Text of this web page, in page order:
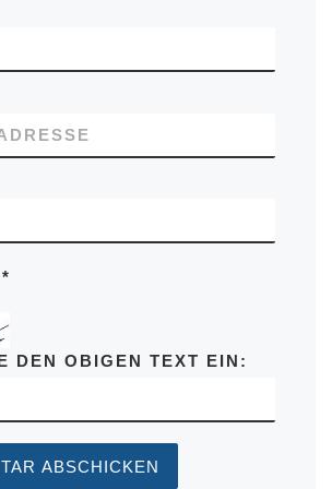
*
DEN OBIGEN TEXT EIN: